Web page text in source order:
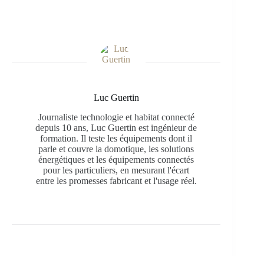
Luc Guertin
Journaliste technologie et habitat connecté
depuis 10 ans, Luc Guertin est ingénieur de
formation. Il teste les équipements dont il
parle et couvre la domotique, les solutions
énergétiques et les équipements connectés
pour les particuliers, en mesurant l'écart
entre les promesses fabricant et l'usage réel.